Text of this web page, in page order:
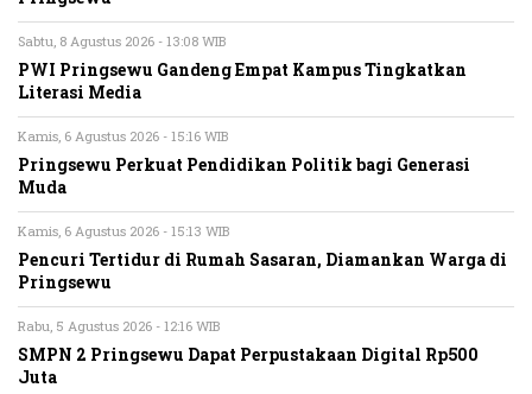
Sabtu, 8 Agustus 2026 - 13:08 WIB
PWI Pringsewu Gandeng Empat Kampus Tingkatkan
Literasi Media
Kamis, 6 Agustus 2026 - 15:16 WIB
Pringsewu Perkuat Pendidikan Politik bagi Generasi
Muda
Kamis, 6 Agustus 2026 - 15:13 WIB
Pencuri Tertidur di Rumah Sasaran, Diamankan Warga di
Pringsewu
Rabu, 5 Agustus 2026 - 12:16 WIB
SMPN 2 Pringsewu Dapat Perpustakaan Digital Rp500
Juta